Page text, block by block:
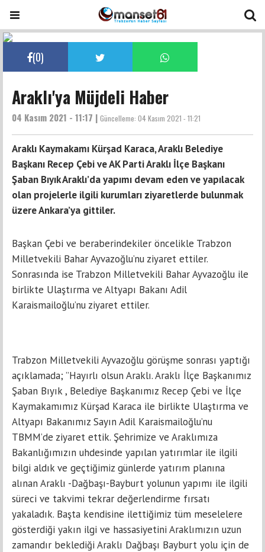
(0)
Araklı'ya Müjdeli Haber
04 Kasım 2021 - 11:17 | Güncelleme: 04 Kasım 2021 - 11:21
Araklı Kaymakamı Kürşad Karaca, Araklı Belediye
Başkanı Recep Çebi ve AK Parti Araklı İlçe Başkanı
Şaban Bıyık Araklı’da yapımı devam eden ve yapılacak
olan projelerle ilgili kurumları ziyaretlerde bulunmak
üzere Ankara’ya gittiler.
Başkan Çebi ve beraberindekiler öncelikle Trabzon
Milletvekili Bahar Ayvazoğlu’nu ziyaret ettiler.
Sonrasında ise Trabzon Milletvekili Bahar Ayvazoğlu ile
birlikte Ulaştırma ve Altyapı Bakanı Adil
Karaismailoğlu’nu ziyaret ettiler.
Trabzon Milletvekili Ayvazoğlu görüşme sonrası yaptığı
açıklamada; ”Hayırlı olsun Araklı. Araklı İlçe Başkanımız
Şaban Bıyık , Belediye Başkanımız Recep Çebi ve İlçe
Kaymakamımız Kürşad Karaca ile birlikte Ulaştırma ve
Altyapı Bakanımız Sayın Adil Karaismailoğlu’nu
TBMM’de ziyaret ettik. Şehrimize ve Araklımıza
Bakanlığımızın uhdesinde yapılan yatırımlar ile ilgili
bilgi aldık ve geçtiğimiz günlerde yatırım planına
alınan Araklı -Dağbaşı-Bayburt yolunun yapımı ile ilgili
süreci ve takvimi tekrar değerlendirme fırsatı
yakaladık. Başta kendisine ilettiğimiz tüm meselelere
gösterdiği yakın ilgi ve hassasiyetini Araklımızın uzun
zamandır beklediği Araklı Dağbaşı Bayburt yolu için de